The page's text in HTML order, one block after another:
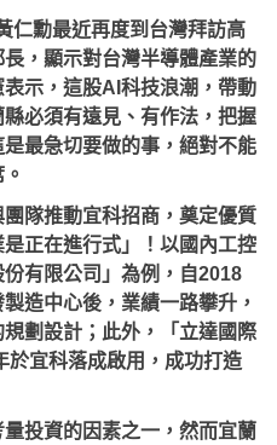
仁勳最近再度到台灣拜訪高
，顯示對台灣半導體產業的
示，這股AI科技浪潮，帶動
必須有遠見、有作法，把握
最急切要做的事，絕對不能
隊推動宜科招商，奠定優質
正在進行式」！以國內工控
有限公司」為例，自2018
造中心後，業績一路攀升，
劃設計；此外，「立達國際
於宜科落成啟用，成功打造
投資的因素之一，然而宜蘭